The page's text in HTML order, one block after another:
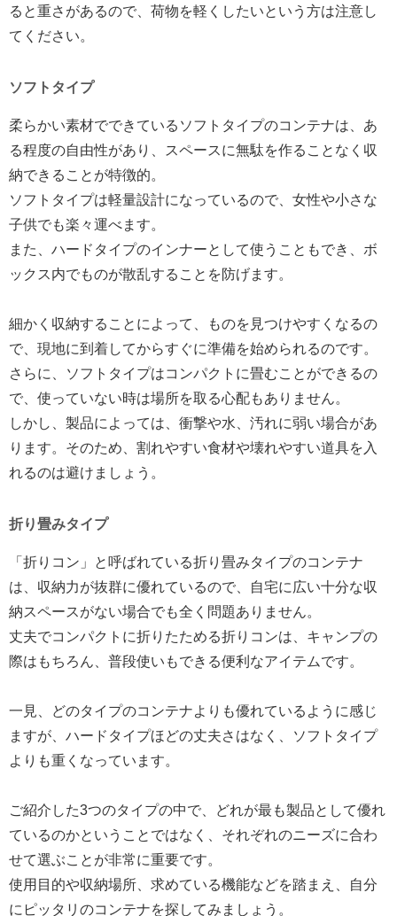
ると重さがあるので、荷物を軽くしたいという方は注意し
てください。
ソフトタイプ
柔らかい素材でできているソフトタイプのコンテナは、あ
る程度の自由性があり、スペースに無駄を作ることなく収
納できることが特徴的。
ソフトタイプは軽量設計になっているので、女性や小さな
子供でも楽々運べます。
また、ハードタイプのインナーとして使うこともでき、ボ
ックス内でものが散乱することを防げます。
細かく収納することによって、ものを見つけやすくなるの
で、現地に到着してからすぐに準備を始められるのです。
さらに、ソフトタイプはコンパクトに畳むことができるの
で、使っていない時は場所を取る心配もありません。
しかし、製品によっては、衝撃や水、汚れに弱い場合があ
ります。そのため、割れやすい食材や壊れやすい道具を入
れるのは避けましょう。
折り畳みタイプ
「折りコン」と呼ばれている折り畳みタイプのコンテナ
は、収納力が抜群に優れているので、自宅に広い十分な収
納スペースがない場合でも全く問題ありません。
丈夫でコンパクトに折りたためる折りコンは、キャンプの
際はもちろん、普段使いもできる便利なアイテムです。
一見、どのタイプのコンテナよりも優れているように感じ
ますが、ハードタイプほどの丈夫さはなく、ソフトタイプ
よりも重くなっています。
ご紹介した3つのタイプの中で、どれが最も製品として優れ
ているのかということではなく、それぞれのニーズに合わ
せて選ぶことが非常に重要です。
使用目的や収納場所、求めている機能などを踏まえ、自分
にピッタリのコンテナを探してみましょう。